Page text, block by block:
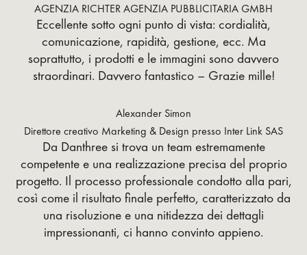
AGENZIA RICHTER AGENZIA PUBBLICITARIA GMBH
Eccellente sotto ogni punto di vista: cordialità,
comunicazione, rapidità, gestione, ecc. Ma
soprattutto, i prodotti e le immagini sono davvero
straordinari. Davvero fantastico – Grazie mille!
Alexander Simon
Direttore creativo Marketing & Design presso Inter Link SAS
Da Danthree si trova un team estremamente
competente e una realizzazione precisa del proprio
progetto. Il processo professionale condotto alla pari,
così come il risultato finale perfetto, caratterizzato da
una risoluzione e una nitidezza dei dettagli
impressionanti, ci hanno convinto appieno.